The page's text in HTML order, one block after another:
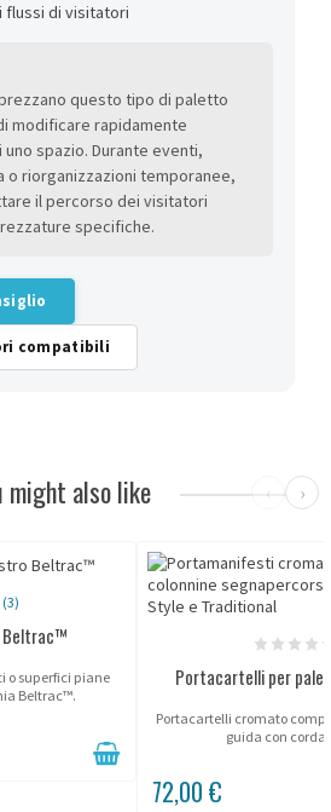
flussi di visitatori
questo tipo di paletto
modificare rapidamente
spazio. Durante eventi,
o riorganizzazioni temporanee,
il percorso dei visitatori
specifiche.
compatibili
might also like ‹ ›
(3)
Beltrac™
o superfici piane
Beltrac™.
Portacartelli per
Portacartelli cromato
guida con corda
72,00 €